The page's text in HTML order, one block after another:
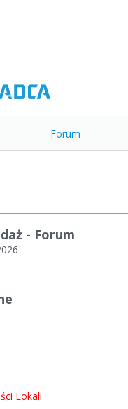
Forum
- Forum
Lokali